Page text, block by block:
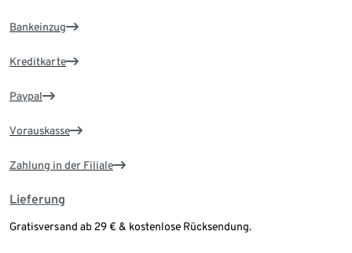
Bankeinzug
Kreditkarte
Paypal
Vorauskasse
Zahlung in der Filiale
Lieferung
Gratisversand ab 29 € & kostenlose Rücksendung.